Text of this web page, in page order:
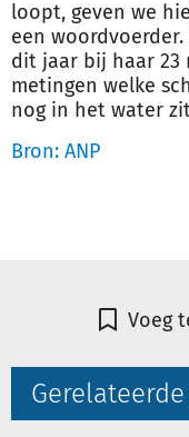
loopt, geven we
een
dit jaar bij haar
metingen welke
nog in het water
Bron: ANP
Voeg